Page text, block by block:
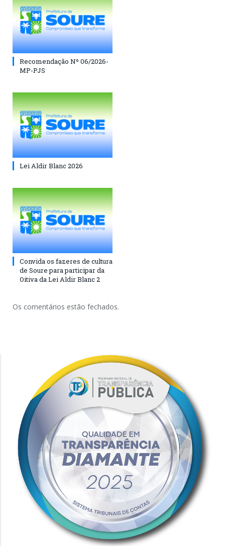
Recomendação Nº 06/2026-
MP-PJS
Lei Aldir Blanc 2026
Convida os fazeres de cultura
de Soure para participar da
Oitiva da Lei Aldir Blanc 2
Os comentários estão fechados.